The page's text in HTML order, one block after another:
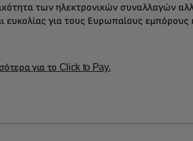
των ηλεκτρονικών συναλλαγών
ευκολίας για τους Ευρωπαίους εμπόρους
για το Click to Pay.